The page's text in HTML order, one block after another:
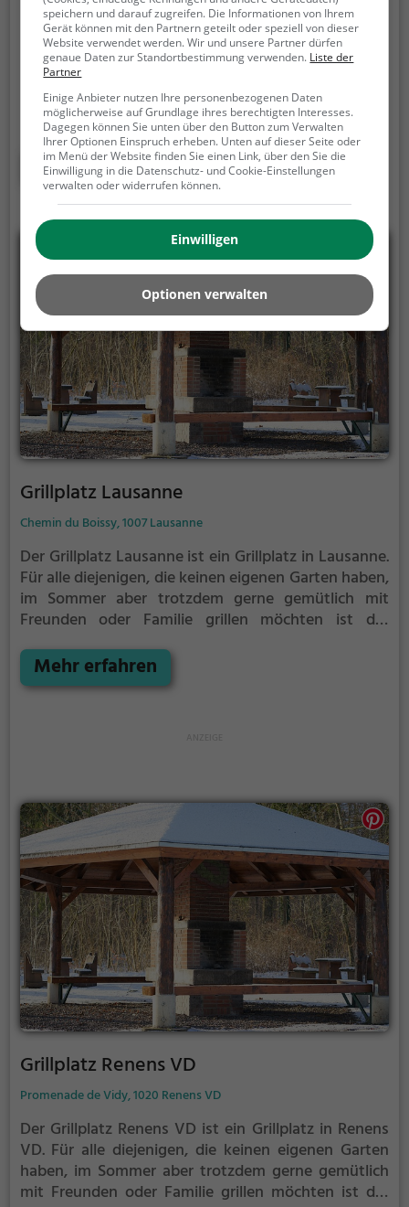
Chemin du Risoux 21, 1004 Lausanne
Der Grillplatz Lausanne ist ein Grillplatz in Lausanne.
Für alle diejenigen, die keinen eigenen Garten haben,
im Sommer aber trotzdem gerne gemütlich mit
Freunden oder Familie grillen möchten ist der
Grillplatz Lausanne die Lösung.Der große Vorteil des
Grillplatzes: keine Nachbarn. Hier kann eine Feier
ruhig auch mal bis spät in die Nacht gehen und
etwas lauter werden. Auf dem Grillplatz seid ihr in
den meisten Fällen unter euch und könnt
niemanden stören.
Mehr erfahren
Grillplatz Lausanne
Chemin du Boissy, 1007 Lausanne
Der Grillplatz Lausanne ist ein Grillplatz in Lausanne.
Für alle diejenigen, die keinen eigenen Garten haben,
im Sommer aber trotzdem gerne gemütlich mit
Freunden oder Familie grillen möchten ist der
Holzkohle.
Mehr erfahren
Grillplatz Renens VD
Promenade de Vidy, 1020 Renens VD
Der Grillplatz Renens VD ist ein Grillplatz in Renens
VD. Für alle diejenigen, die keinen eigenen Garten
haben, im Sommer aber trotzdem gerne gemütlich
mit Freunden oder Familie grillen möchten ist der
speichern und darauf zugreifen. Die Informationen von Ihrem
Gerät können mit den Partnern geteilt oder speziell von dieser
Website verwendet werden. Wir und unsere Partner dürfen
genaue Daten zur Standortbestimmung verwenden. Liste der
Partner
Einige Anbieter nutzen Ihre personenbezogenen Daten
möglicherweise auf Grundlage ihres berechtigten Interesses.
Dagegen können Sie unten über den Button zum Verwalten
Ihrer Optionen Einspruch erheben. Unten auf dieser Seite oder
im Menü der Website finden Sie einen Link, über den Sie die
Einwilligung in die Datenschutz- und Cookie-Einstellungen
verwalten oder widerrufen können.
Einwilligen
Optionen verwalten